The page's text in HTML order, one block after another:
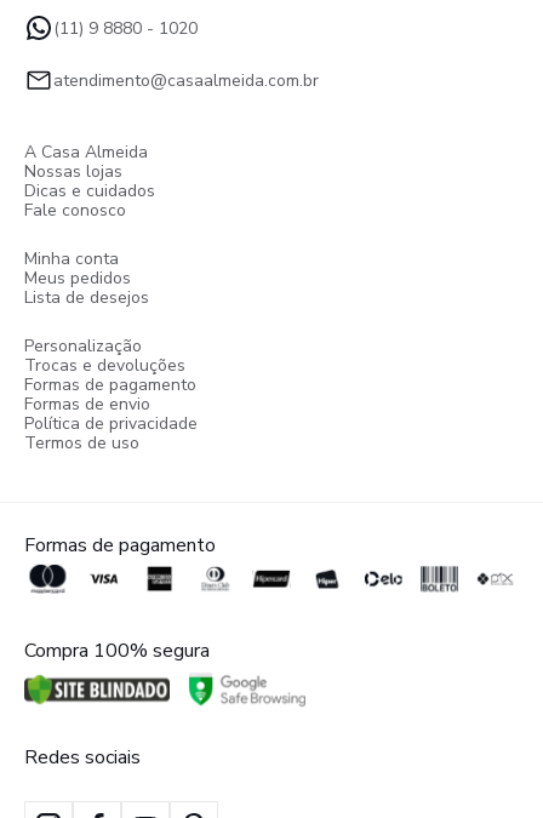
(11) 9 8880 - 1020
atendimento@casaalmeida.com.br
A Casa Almeida
Nossas lojas
Dicas e cuidados
Fale conosco
Minha conta
Meus pedidos
Lista de desejos
Personalização
Trocas e devoluções
Formas de pagamento
Formas de envio
Política de privacidade
Termos de uso
Formas de pagamento
Compra 100% segura
Redes sociais